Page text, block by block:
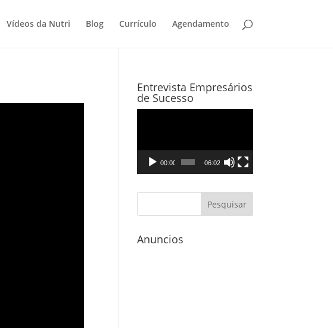
Vídeos da Nutri Blog Currículo Agendamento
Entrevista Empresários
de Sucesso
vídeo
00:00 06:02
Anuncios